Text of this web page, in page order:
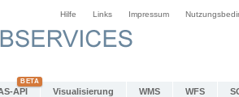
Hilfe Links Impressum
API Visualisierung WMS WFS